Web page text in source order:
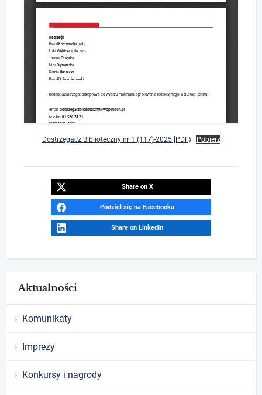
Dostrzegacz Biblioteczny nr 1 (117)-2025 [PDF} Pobierz
Share on X
Podziel się na Facebooku
Share on LinkedIn
Aktualności
Komunikaty
Imprezy
Konkursy i nagrody